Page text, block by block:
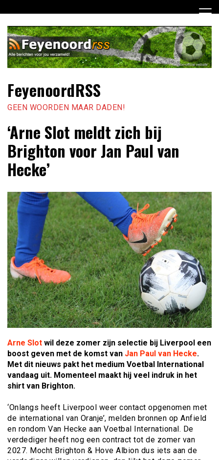
naar
inhoud
FeyenoordRSS
GEEN WOORDEN MAAR DADEN!
‘Arne Slot meldt zich bij
Brighton voor Jan Paul van
Hecke’
Arne Slot wil deze zomer zijn selectie bij Liverpool een
boost geven met de komst van Jan Paul van Hecke.
Met dit nieuws pakt het medium Voetbal International
vandaag uit. Momenteel maakt hij veel indruk in het
shirt van Brighton.
‘Onlangs heeft Liverpool weer contact opgenomen met
de international van Oranje’, melden bronnen op Anfield
en rondom Van Hecke aan Voetbal International. De
verdediger heeft nog een contract tot de zomer van
2027. Mocht Brighton & Hove Albion dus iets aan de